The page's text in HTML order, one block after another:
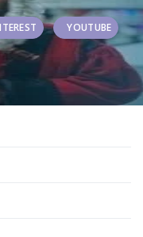
YOUTUBE